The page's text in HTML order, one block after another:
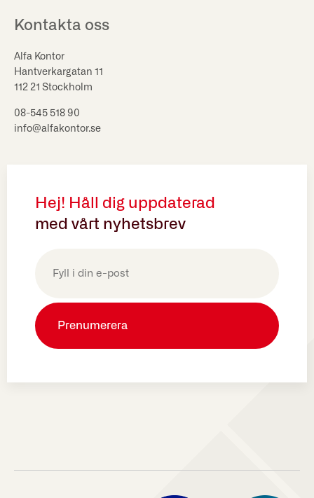
Kontakta oss
Alfa Kontor
Hantverkargatan 11
112 21 Stockholm
08-545 518 90
info@alfakontor.se
Hej! Håll dig uppdaterad
med vårt nyhetsbrev
(Obligatoriskt)